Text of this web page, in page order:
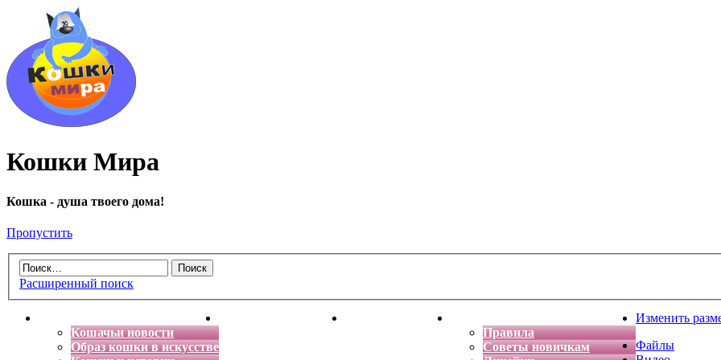
Кошки Мира
Кошка - душа твоего дома!
Пропустить
Расширенный поиск
Кошачьи новости
Образ кошки в искусстве
Энциклопедия кошек Детская фантазия
Правила
Советы новичкам
Изменить
Файлы